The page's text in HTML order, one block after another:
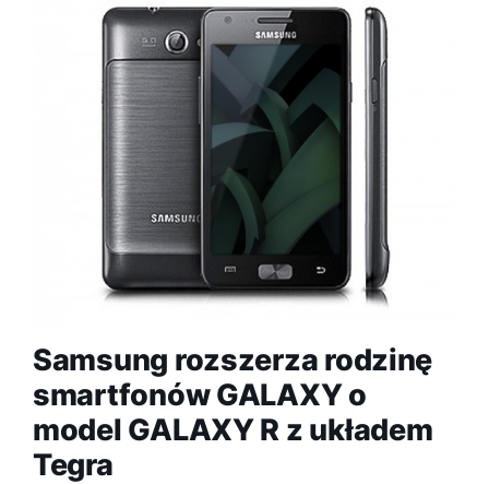
Samsung rozszerza rodzinę
smartfonów GALAXY o
model GALAXY R z układem
Tegra